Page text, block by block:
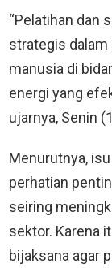
“Pelatihan dan
strategis dalam
manusia di
energi yang
ujarnya, Senin
Menurutnya,
perhatian
seiring
sektor. Karena
bijaksana agar